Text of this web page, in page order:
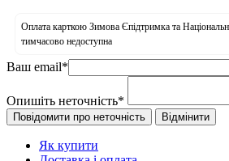
Оплата карткою Зимова Єпідтримка та
тимчасово недоступна
Ваш email*
Опишіть неточність*
Як купити